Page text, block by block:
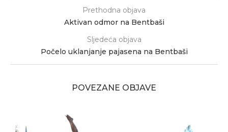
Prethodna objava
Aktivan odmor na Bentbaši
Sljedeća objava
Počelo uklanjanje pajasena na Bentbaši
POVEZANE OBJAVE